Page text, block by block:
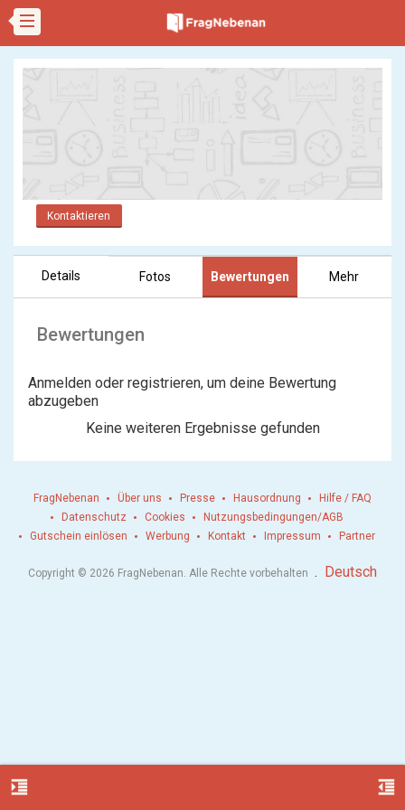
Kontaktieren
Details Fotos Bewertungen Mehr
Bewertungen
Anmelden oder registrieren, um deine Bewertung
abzugeben
Keine weiteren Ergebnisse gefunden
format_indent_increase format_indent_decrease
FragNebenan Über uns Presse Hausordnung
Hilfe / FAQ
Datenschutz
Cookies
Nutzungsbedingungen/AGB
Gutschein einlösen
Werbung Kontakt Impressum Partner
Copyright © 2026 FragNebenan. Alle Rechte vorbehalten . Deutsch